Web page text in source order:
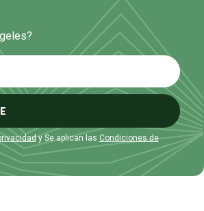
y Se aplican las Condiciones de